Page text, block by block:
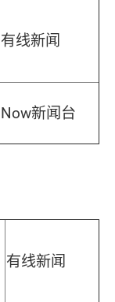
有线新闻
Now新闻台
有线新闻